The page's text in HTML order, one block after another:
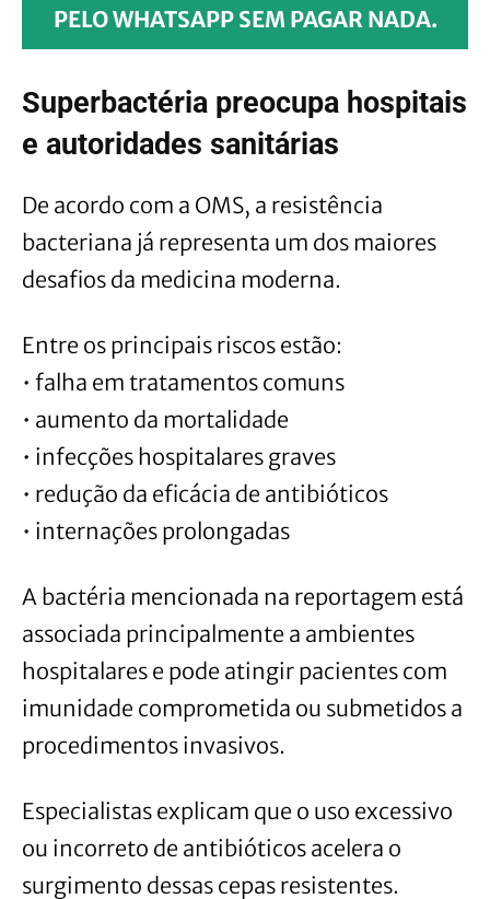
PELO WHATSAPP SEM PAGAR NADA.
Superbactéria preocupa hospitais
e autoridades sanitárias
De acordo com a OMS, a resistência
bacteriana já representa um dos maiores
desafios da medicina moderna.
Entre os principais riscos estão:
• falha em tratamentos comuns
• aumento da mortalidade
• infecções hospitalares graves
• redução da eficácia de antibióticos
• internações prolongadas
A bactéria mencionada na reportagem está
associada principalmente a ambientes
hospitalares e pode atingir pacientes com
imunidade comprometida ou submetidos a
procedimentos invasivos.
Especialistas explicam que o uso excessivo
ou incorreto de antibióticos acelera o
surgimento dessas cepas resistentes.